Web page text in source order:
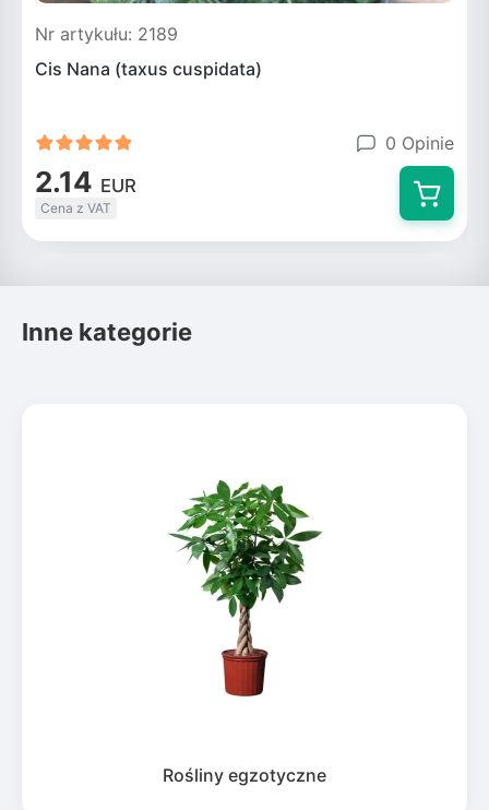
Nr artykułu: 2189
Cis Nana (taxus cuspidata)
0 Opinie
2.14 EUR
Cena z VAT
Inne kategorie
Rośliny egzotyczne